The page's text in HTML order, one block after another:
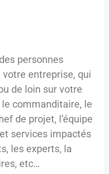
personnes
entreprise, qui
de loin sur votre
commanditaire, le
de projet, l’équipe
services impactés
les experts, la
etc…